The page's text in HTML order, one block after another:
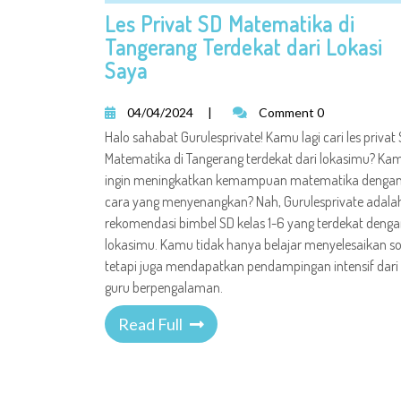
Les Privat SD Matematika di
Tangerang Terdekat dari Lokasi
Saya
04/04/2024 | Comment 0
Halo sahabat Gurulesprivate! Kamu lagi cari les privat
Matematika di Tangerang terdekat dari lokasimu?
ingin meningkatkan kemampuan matematika dengan
cara yang menyenangkan? Nah, Gurulesprivate
rekomendasi bimbel SD kelas 1-6 yang terdekat
lokasimu. Kamu tidak hanya belajar menyelesaikan
tetapi juga mendapatkan pendampingan intensif dari
guru berpengalaman.
Read Full